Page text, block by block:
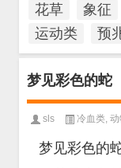
花草
象征
运动类
预
梦见彩色的蛇
sls 冷血类, 动
梦见彩色的